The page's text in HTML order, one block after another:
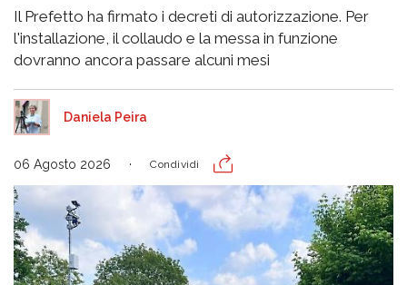
Il Prefetto ha firmato i decreti di autorizzazione. Per
l'installazione, il collaudo e la messa in funzione
dovranno ancora passare alcuni mesi
Daniela Peira
06 Agosto 2026 Condividi